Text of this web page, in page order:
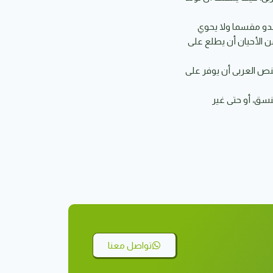
مقسما ولا يحوي
الأحيان أن يطلع على
العربى أن يوفر على
أو حتى غير
تواصل معنا